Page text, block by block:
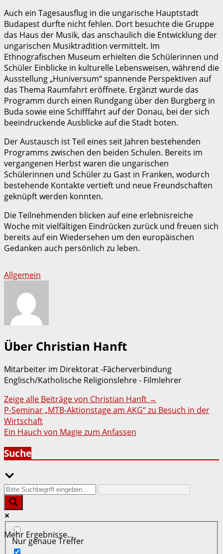
Auch ein Tagesausflug in die ungarische Hauptstadt
Budapest durfte nicht fehlen. Dort besuchte die Gruppe
das Haus der Musik, das anschaulich die Entwicklung der
ungarischen Musiktradition vermittelt. Im
Ethnografischen Museum erhielten die Schülerinnen und
Schüler Einblicke in kulturelle Lebensweisen, während die
Ausstellung „Huniversum“ spannende Perspektiven auf
das Thema Raumfahrt eröffnete. Ergänzt wurde das
Programm durch einen Rundgang über den Burgberg in
Buda sowie eine Schifffahrt auf der Donau, bei der sich
beeindruckende Ausblicke auf die Stadt boten.
Der Austausch ist Teil eines seit Jahren bestehenden
Programms zwischen den beiden Schulen. Bereits im
vergangenen Herbst waren die ungarischen
Schülerinnen und Schüler zu Gast in Franken, wodurch
bestehende Kontakte vertieft und neue Freundschaften
geknüpft werden konnten.
Die Teilnehmenden blicken auf eine erlebnisreiche
Woche mit vielfältigen Eindrücken zurück und freuen sich
bereits auf ein Wiedersehen um den europäischen
Gedanken auch persönlich zu leben.
Allgemein
Über Christian Hanft
Mitarbeiter im Direktorat -Fächerverbindung
Englisch/Katholische Religionslehre - Filmlehrer
Zeige alle Beiträge von Christian Hanft →
Beitragsnavigation
P-Seminar „MTB-Aktionstage am AKG“ zu Besuch in der
Wirtschaft
Ein Hauch von Magie zum Anfassen
Suche
Mehr Ergebnisse...
Nur genaue Treffer